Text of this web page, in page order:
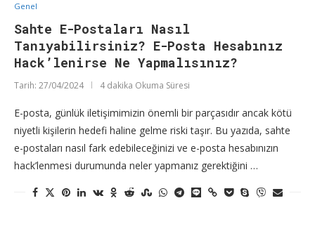
Genel
Sahte E-Postaları Nasıl
Tanıyabilirsiniz? E-Posta Hesabınız
Hack’lenirse Ne Yapmalısınız?
Tarih: 27/04/2024 4 dakika Okuma Süresi
E-posta, günlük iletişimimizin önemli bir parçasıdır ancak kötü
niyetli kişilerin hedefi haline gelme riski taşır. Bu yazıda, sahte
e-postaları nasıl fark edebileceğinizi ve e-posta hesabınızın
hack’lenmesi durumunda neler yapmanız gerektiğini …